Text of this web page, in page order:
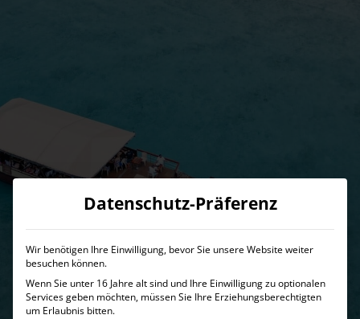
Datenschutz-Präferenz
Wir benötigen Ihre Einwilligung, bevor Sie unsere Website weiter
besuchen können.
Wenn Sie unter 16 Jahre alt sind und Ihre Einwilligung zu optionalen
Services geben möchten, müssen Sie Ihre Erziehungsberechtigten
um Erlaubnis bitten.